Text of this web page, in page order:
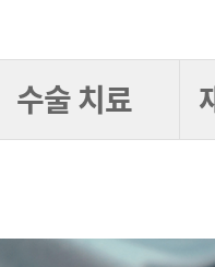
수술 치료